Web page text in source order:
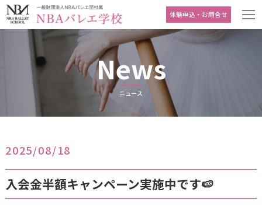
体験申込・お問合せ
News
ニュース
2025/08/18
入会金半額キャンペーン実施中です🍉